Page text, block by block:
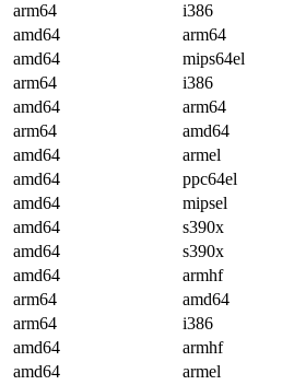
arm64
i386
amd64
arm64
amd64
mips64el
arm64
i386
amd64
arm64
arm64
amd64
amd64
armel
amd64
ppc64el
amd64
mipsel
amd64
s390x
amd64
s390x
amd64
armhf
arm64
amd64
arm64
i386
amd64
armhf
amd64
armel